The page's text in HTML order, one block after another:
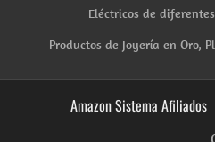
Eléctricos de
Productos de Joyería en Oro,
Amazon Sistema Afiliados